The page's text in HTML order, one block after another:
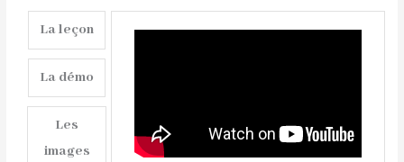
La leçon
La démo
Les
images